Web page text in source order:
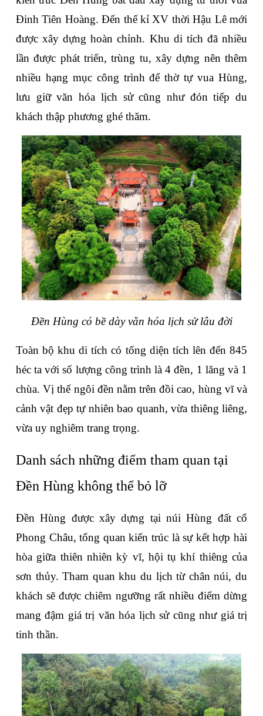
Đinh Tiên Hoàng. Đến thế kỉ XV thời Hậu Lê mới
được xây dựng hoàn chỉnh. Khu di tích đã nhiều
lần được phát triển, trùng tu, xây dựng nên thêm
nhiều hạng mục công trình để thờ tự vua Hùng,
lưu giữ văn hóa lịch sử cũng như đón tiếp du
khách thập phương ghé thăm.
Đền Hùng có bề dày văn hóa lịch sử lâu đời
Toàn bộ khu di tích có tổng diện tích lên đến 845
héc ta với số lượng công trình là 4 đền, 1 lăng và 1
chùa. Vị thế ngôi đền nằm trên đồi cao, hùng vĩ và
cảnh vật đẹp tự nhiên bao quanh, vừa thiêng liêng,
vừa uy nghiêm trang trọng.
Danh sách những điểm tham quan tại
Đền Hùng không thể bỏ lỡ
Đền Hùng được xây dựng tại núi Hùng đất cổ
Phong Châu, tổng quan kiến trúc là sự kết hợp hài
hòa giữa thiên nhiên kỳ vĩ, hội tụ khí thiêng của
sơn thủy. Tham quan khu du lịch từ chân núi, du
khách sẽ được chiêm ngưỡng rất nhiều điểm dừng
mang đậm giá trị văn hóa lịch sử cũng như giá trị
tinh thần.